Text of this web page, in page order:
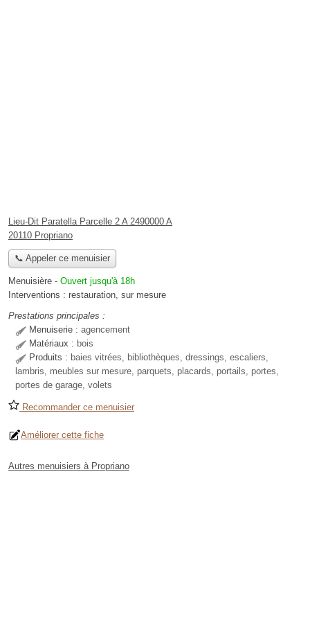
Lieu-Dit Paratella Parcelle 2 A 2490000 A
20110 Propriano
📞 Appeler ce menuisier
Menuisière - Ouvert jusqu'à 18h
Interventions : restauration, sur mesure
Prestations principales :
Menuiserie : agencement
Matériaux : bois
Produits : baies vitrées, bibliothèques, dressings, escaliers,
lambris, meubles sur mesure, parquets, placards, portails, portes,
portes de garage, volets
Recommander ce menuisier
Améliorer cette fiche
Autres menuisiers à Propriano